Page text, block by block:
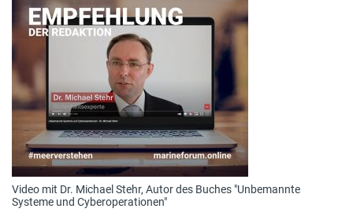
Video mit Dr. Michael Stehr, Autor des Buches "Unbemannte
Systeme und Cyberoperationen"